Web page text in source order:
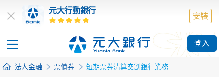
元大行動銀行
安裝
登入
法人金融 票債券 短期票券清算交割銀行業務